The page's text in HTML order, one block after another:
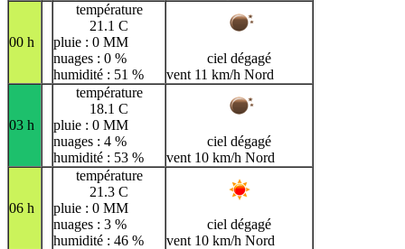
00 h
température
21.1 C
pluie : 0 MM
nuages : 0 %
humidité : 51 %
ciel dégagé
vent 11 km/h Nord
03 h
température
18.1 C
pluie : 0 MM
nuages : 4 %
humidité : 53 %
ciel dégagé
vent 10 km/h Nord
06 h
température
21.3 C
pluie : 0 MM
nuages : 3 %
humidité : 46 %
ciel dégagé
vent 10 km/h Nord